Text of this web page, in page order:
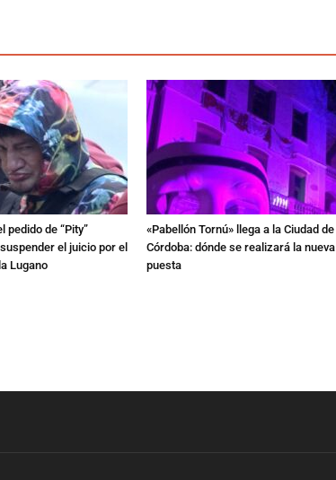
pedido de “Pity”
el juicio por el
Lugano
«Pabellón Tornú» llega a la Ciudad de
Córdoba: dónde se realizará la nueva
puesta